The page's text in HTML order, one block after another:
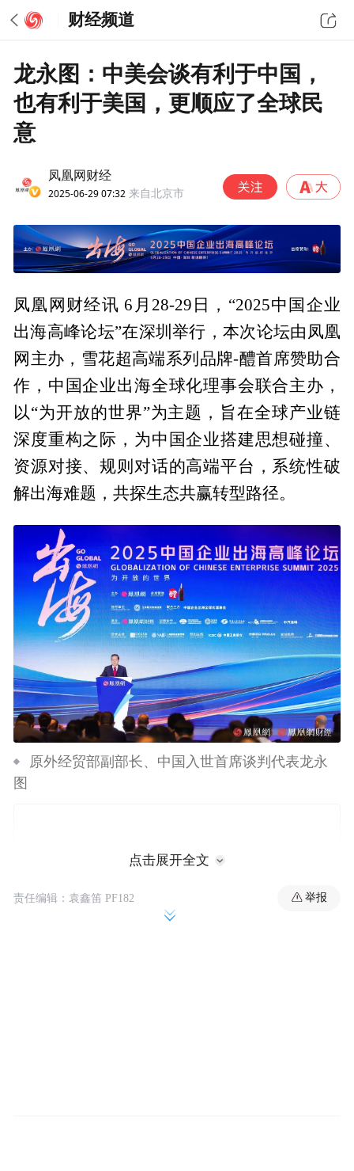
财经频道
龙永图：中美会谈有利于中国，
也有利于美国，更顺应了全球民
意
凤凰网财经
2025-06-29 07:32 来自北京市
凤凰网财经讯 6月28-29日，“2025中国企业
出海高峰论坛”在深圳举行，本次论坛由凤凰
网主办，雪花超高端系列品牌-醴首席赞助合
作，中国企业出海全球化理事会联合主办，
以“为开放的世界”为主题，旨在全球产业链
深度重构之际，为中国企业搭建思想碰撞、
资源对接、规则对话的高端平台，系统性破
解出海难题，共探生态共赢转型路径。
原外经贸部副部长、中国入世首席谈判代表龙永
图
点击展开全文
责任编辑：袁鑫笛 PF182 举报